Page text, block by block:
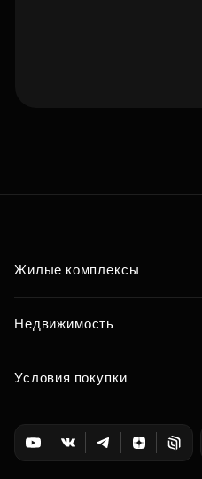
Жилые комплексы
Недвижимость
Условия покупки